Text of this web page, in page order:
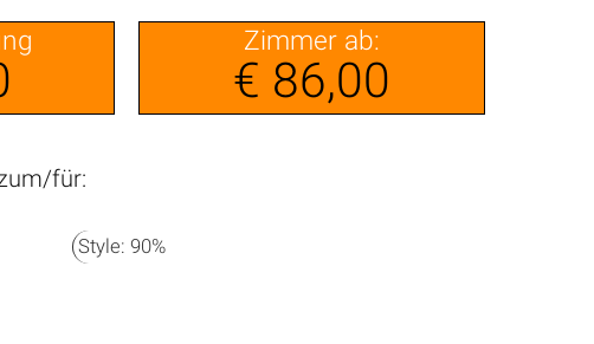
Zimmer ab:
€ 86,00
für:
Style: 90%